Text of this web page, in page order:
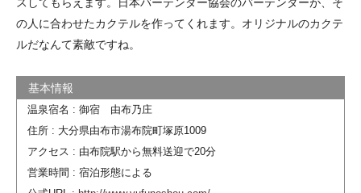
の人に合わせたカクテルを作ってくれます。オリジナルのカクテ
ルだなんて素敵ですね。
温泉宿名 : 御宿 由布乃庄
住所 : 大分県由布市湯布院町塚原1009
アクセス : 由布院駅から無料送迎で20分
営業時間 : 宿泊形態による